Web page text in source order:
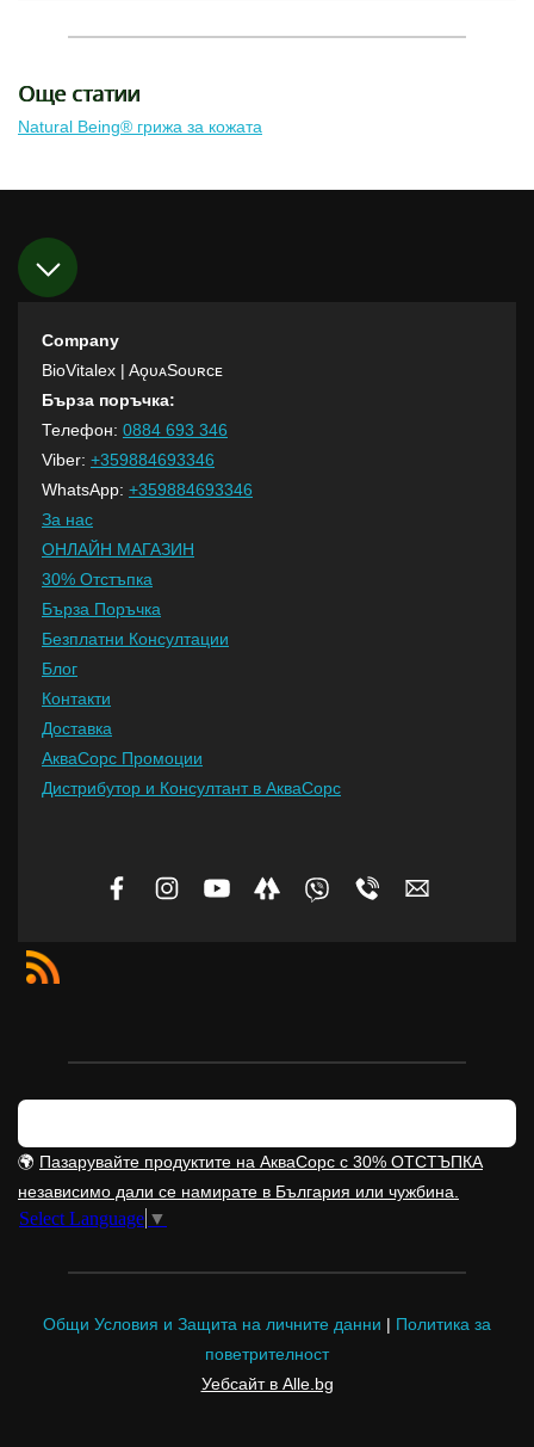
Още статии
Natural Being® грижа за кожата
Company
BioVitalex | AǫᴜᴀSᴏᴜʀᴄᴇ
Бърза поръчка:
Телефон: 0884 693 346
Viber: +359884693346
WhatsApp: +359884693346
За нас
ОНЛАЙН МАГАЗИН
30% Отстъпка
Бърза Поръчка
Безплатни Консултации
Блог
Контакти
Доставка
АкваСорс Промоции
Дистрибутор и Консултант в АкваСорс
🌍 Пазарувайте продуктите на АкваСорс с 30% ОТСТЪПКА
независимо дали се намирате в България или чужбина.
Select Language ▼
Общи Условия и Защита на личните данни | Политика за
поветрителност
Уебсайт в Alle.bg